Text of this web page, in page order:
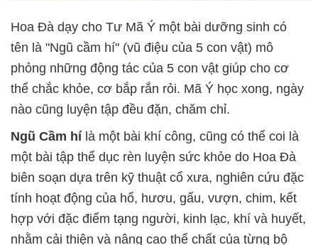
Hoa Đà dạy cho Tư Mã Ý một bài dưỡng sinh có
tên là "Ngũ cầm hí" (vũ điệu của 5 con vật) mô
phỏng những động tác của 5 con vật giúp cho cơ
thể chắc khỏe, cơ bắp rắn rỏi. Mã Ý học xong, ngày
nào cũng luyện tập đều đặn, chăm chỉ.
Ngũ Cầm hí là một bài khí công, cũng có thể coi là
một bài tập thể dục rèn luyện sức khỏe do Hoa Đà
biên soạn dựa trên kỹ thuật cổ xưa, nghiên cứu đặc
tính hoạt động của hổ, hươu, gấu, vượn, chim, kết
hợp với đặc điểm tạng người, kinh lạc, khí và huyết,
nhằm cải thiện và nâng cao thể chất của từng bộ